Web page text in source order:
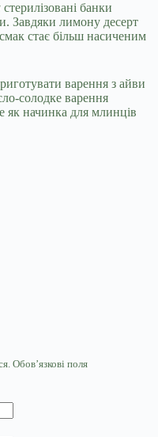
банки
Завдяки лимону десерт
стає більш насиченим
варення з айви
солодке варення
як начинка для млинців
Обов’язкові поля